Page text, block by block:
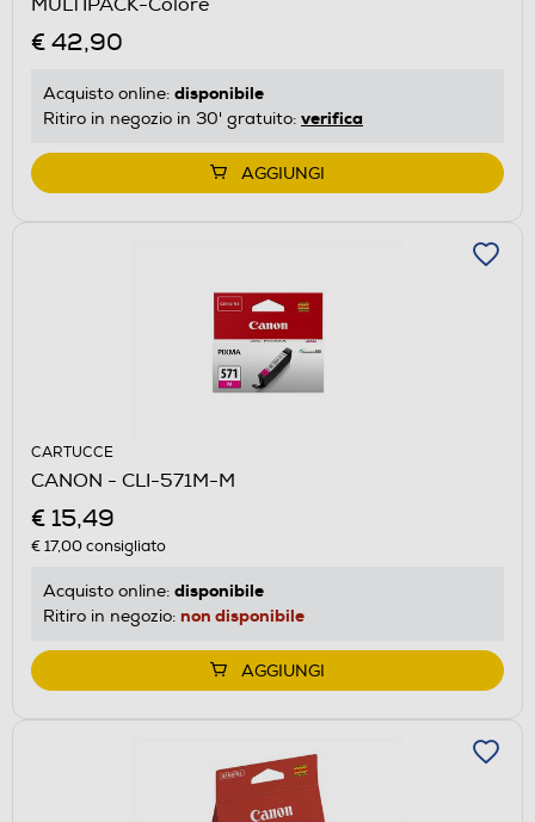
€ 42,90
Acquisto online: disponibile
Ritiro in negozio in 30' gratuito: verifica
AGGIUNGI
CARTUCCE
CANON - CLI-571M-M
€ 15,49
€ 17,00consigliato
Acquisto online: disponibile
Ritiro in negozio: non disponibile
AGGIUNGI